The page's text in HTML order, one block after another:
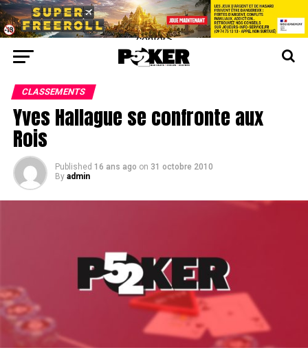
center>
CLASSEMENTS
Yves Hallague se confronte aux
Rois
Published 16 ans ago on 31 octobre 2010
By admin